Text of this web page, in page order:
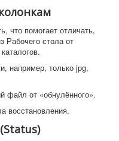
что помогает отличать,
Рабочего стола от
например, только jpg,
файл от «обнулённого».
восстановления.